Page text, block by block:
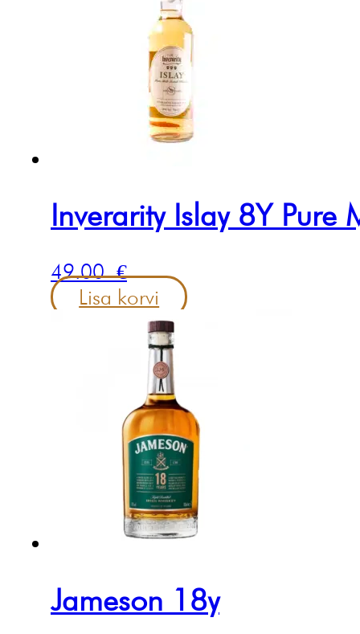
Inverarity Islay 8Y Pure
49.00€
Lisa korvi
Jameson 18y